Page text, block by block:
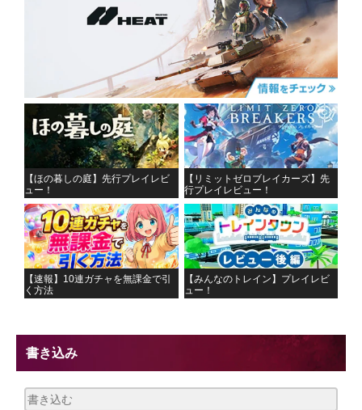
【ほの暮しの庭】先行プレイレビ
ュー！
【リミットゼロブレイカーズ】先
行プレイレビュー！
【速報】10連ガチャを無課金で引
く方法
【みんなのトレイン】プレイレビ
ュー！
書き込み